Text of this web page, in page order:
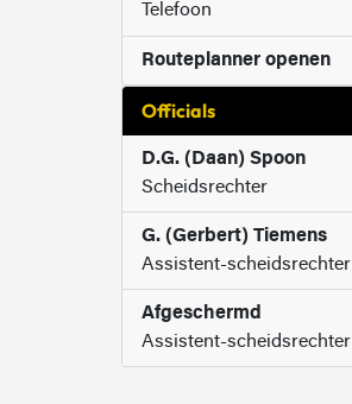
Telefoon
Routeplanner openen
Officials
D.G. (Daan) Spoon
Scheidsrechter
G. (Gerbert) Tiemens
Assistent-scheidsrechter
Afgeschermd
Assistent-scheidsrechter